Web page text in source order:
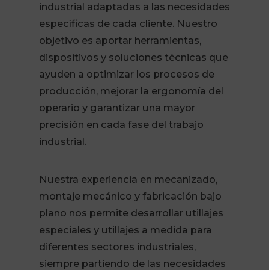
industrial adaptadas a las necesidades
específicas de cada cliente. Nuestro
objetivo es aportar herramientas,
dispositivos y soluciones técnicas que
ayuden a optimizar los procesos de
producción, mejorar la ergonomía del
operario y garantizar una mayor
precisión en cada fase del trabajo
industrial.
Nuestra experiencia en mecanizado,
montaje mecánico y fabricación bajo
plano nos permite desarrollar utillajes
especiales y utillajes a medida para
diferentes sectores industriales,
siempre partiendo de las necesidades